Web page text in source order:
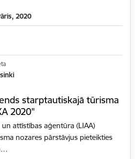
2020
starptautiskajā tūrisma
2020"
un attīstības aģentūra (LIAA)
nozares pārstāvjus pieteikties